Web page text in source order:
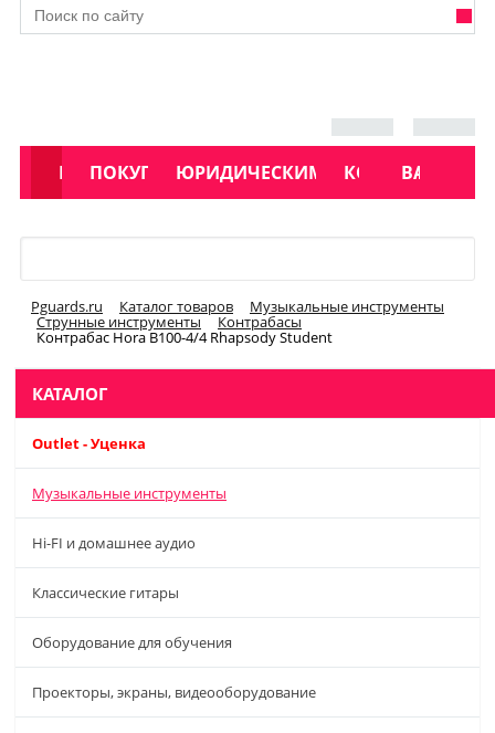
АКЦИИ
КАТАЛОГ
ПОКУПАТЕЛЯМЮРИДИЧЕСКИМ ЛИЦАМКОНТАКТЫ
УСЛУГИ
Pguards.ru Каталог товаров Музыкальные инструменты
Струнные инструменты Контрабасы
Контрабас Hora B100-4/4 Rhapsody Student
КАТАЛОГ
Outlet - Уценка
Музыкальные инструменты
Hi-FI и домашнее аудио
Классические гитары
Оборудование для обучения
Проекторы, экраны, видеооборудование